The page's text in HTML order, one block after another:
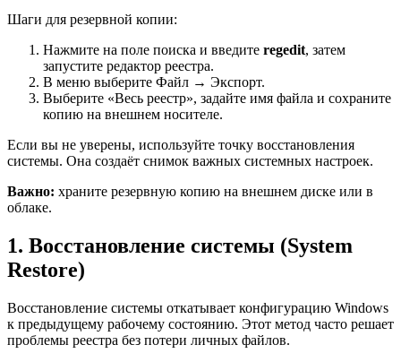
Шаги для резервной копии:
Нажмите на поле поиска и введите regedit, затем
запустите редактор реестра.
В меню выберите Файл → Экспорт.
Выберите «Весь реестр», задайте имя файла и сохраните
копию на внешнем носителе.
Если вы не уверены, используйте точку восстановления
системы. Она создаёт снимок важных системных настроек.
Важно: храните резервную копию на внешнем диске или в
облаке.
1. Восстановление системы (System
Restore)
Восстановление системы откатывает конфигурацию Windows
к предыдущему рабочему состоянию. Этот метод часто решает
проблемы реестра без потери личных файлов.